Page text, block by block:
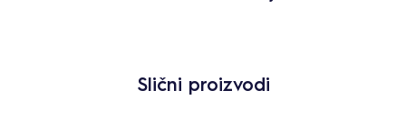
Slični proizvodi